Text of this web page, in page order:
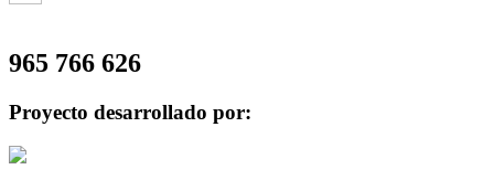
965 766 626
Proyecto desarrollado por: